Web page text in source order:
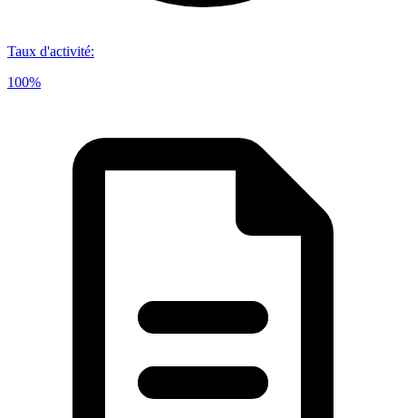
Taux d'activité:
100%